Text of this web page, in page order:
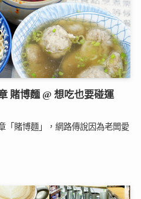
賭博麵 @ 想吃也要碰運
「賭博麵」，網路傳說因為老闆愛